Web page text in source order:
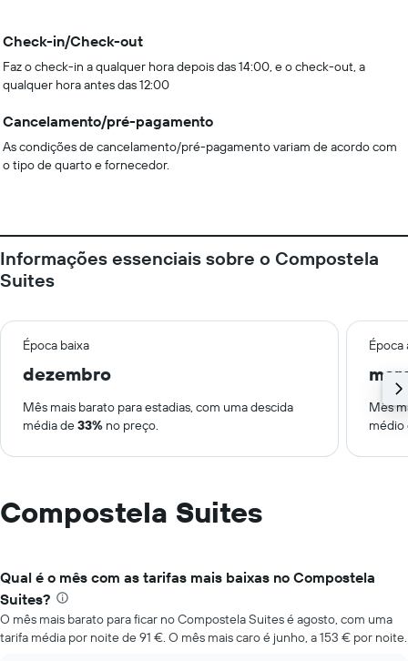
Check-in/Check-out
Faz o check-in a qualquer hora depois das 14:00, e o check-out, a
qualquer hora antes das 12:00
Cancelamento/pré-pagamento
As condições de cancelamento/pré-pagamento variam de acordo com
o tipo de quarto e fornecedor.
Informações essenciais sobre o Compostela
Suites
Época baixa Época
dezembro
Mês mais barato para estadias, com uma descida
média de33% no preço.
Mês
Compostela Suites
Qual é o mês com as tarifas mais baixas no Compostela
Suites?
O mês mais barato para ficar no Compostela Suites é agosto, com uma
tarifa média por noite de 91 €. O mês mais caro é junho, a 153 € por noite.